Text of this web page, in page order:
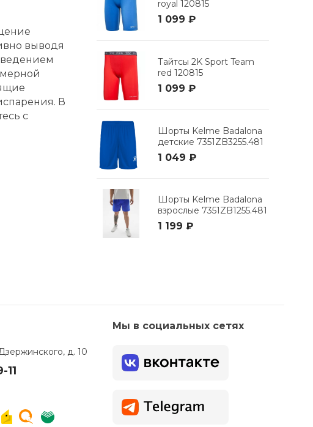
выводя
В
с
royal 120815
1 099 ₽
Тайтсы 2K Sport Team
red 120815
1 099 ₽
Шорты Kelme Badalona
детские 7351ZB3255.481
1 049 ₽
Шорты Kelme Badalona
взрослые 7351ZB1255.481
1 199 ₽
д. 10
11
Мы в социальных сетях